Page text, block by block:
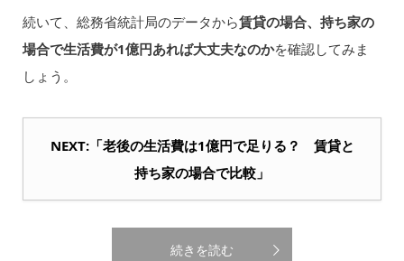
続いて、総務省統計局のデータから賃貸の場合、持ち家の
場合で生活費が1億円あれば大丈夫なのかを確認してみま
しょう。
NEXT:「老後の生活費は1億円で足りる？ 賃貸と
持ち家の場合で比較」
続きを読む